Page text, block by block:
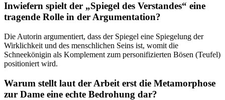
Inwiefern spielt der „Spiegel des Verstandes“ eine
tragende Rolle in der Argumentation?
Die Autorin argumentiert, dass der Spiegel eine Spiegelung der
Wirklichkeit und des menschlichen Seins ist, womit die
Schneekönigin als Komplement zum personifizierten Bösen (Teufel)
positioniert wird.
Warum stellt laut der Arbeit erst die Metamorphose
zur Dame eine echte Bedrohung dar?